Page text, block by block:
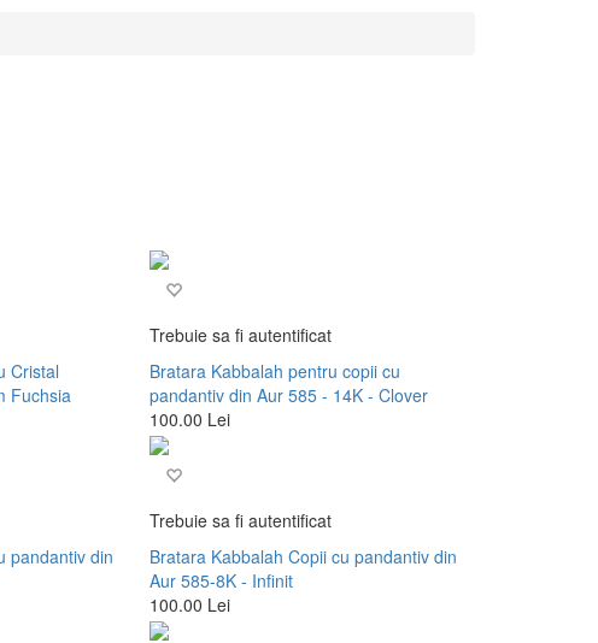
Cristal
Fuchsia
Trebuie sa fi autentificat
Bratara Kabbalah pentru copii cu
pandantiv din Aur 585 - 14K - Clover
100.00 Lei
pandantiv din
Trebuie sa fi autentificat
Bratara Kabbalah Copii cu pandantiv din
Aur 585-8K - Infinit
100.00 Lei